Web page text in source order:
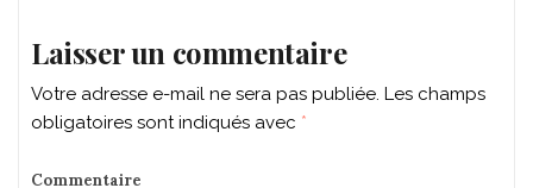
Laisser un commentaire
Votre adresse e-mail ne sera pas publiée. Les champs
obligatoires sont indiqués avec *
Commentaire